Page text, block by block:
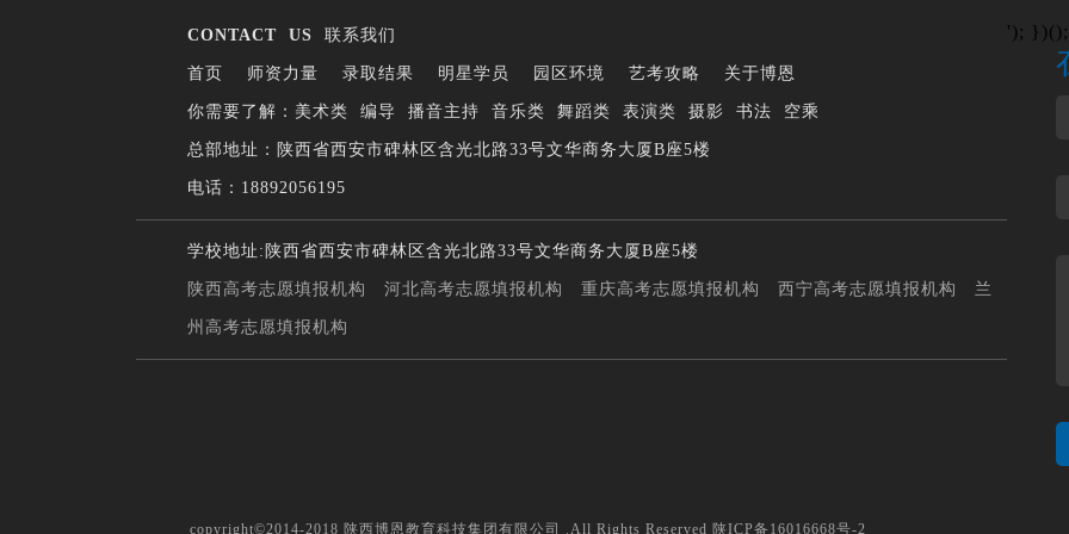
CONTACT US 联系我们
首页 师资力量 录取结果 明星学员 园区环境 艺考攻略 关于博恩
你需要了解： 美术类 编导 播音主持 音乐类 舞蹈类 表演类 摄影 书法 空乘
总部地址：陕西省西安市碑林区含光北路33号文华商务大厦B座5楼
电话：18892056195
学校地址:陕西省西安市碑林区含光北路33号文华商务大厦B座5楼
陕西高考志愿填报机构 河北高考志愿填报机构 重庆高考志愿填报机构 西宁高考志愿填报机构 兰
州高考志愿填报机构
'); })();
copyright©2014-2018 陕西博恩教育科技集团有限公司 .All Rights Reserved 陕ICP备16016668号-2